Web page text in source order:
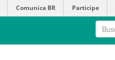
Comunica BR Participe